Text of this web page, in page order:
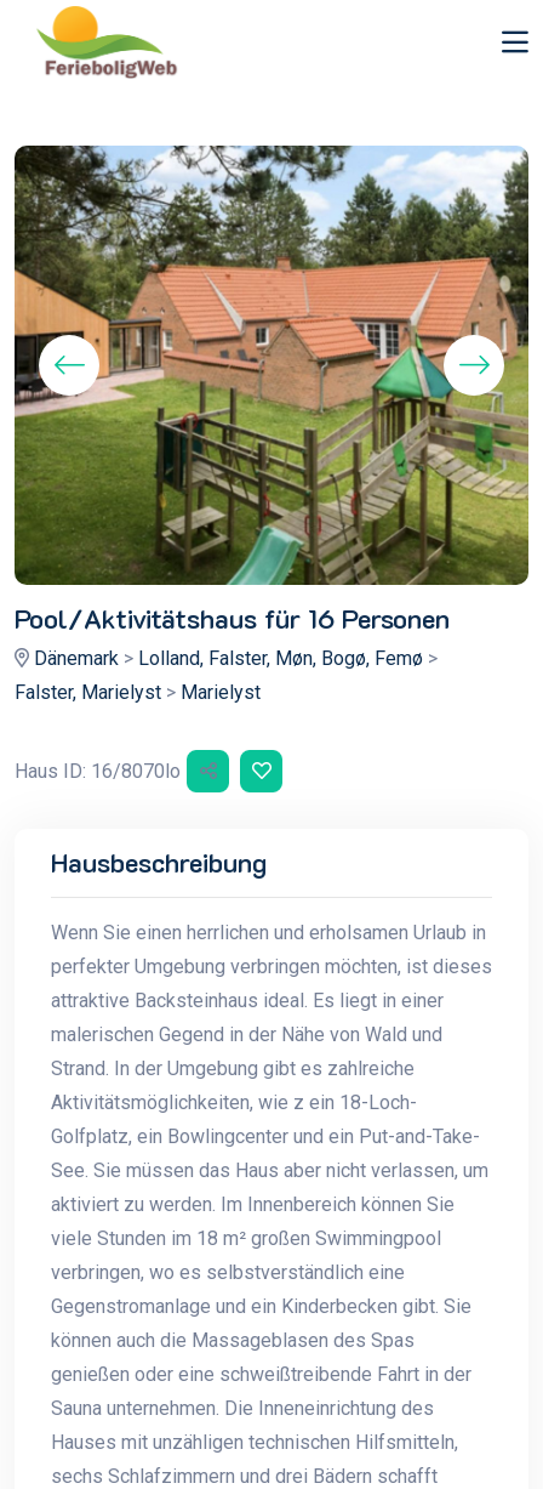
Pool/Aktivitätshaus für 16 Personen
Dänemark > Lolland, Falster, Møn, Bogø, Femø >
Falster, Marielyst > Marielyst
Haus ID: 16/8070lo
Hausbeschreibung
Wenn Sie einen herrlichen und erholsamen Urlaub in
perfekter Umgebung verbringen möchten, ist dieses
attraktive Backsteinhaus ideal. Es liegt in einer
malerischen Gegend in der Nähe von Wald und
Strand. In der Umgebung gibt es zahlreiche
Aktivitätsmöglichkeiten, wie z ein 18-Loch-
Golfplatz, ein Bowlingcenter und ein Put-and-Take-
See. Sie müssen das Haus aber nicht verlassen, um
aktiviert zu werden. Im Innenbereich können Sie
viele Stunden im 18 m² großen Swimmingpool
verbringen, wo es selbstverständlich eine
Gegenstromanlage und ein Kinderbecken gibt. Sie
können auch die Massageblasen des Spas
genießen oder eine schweißtreibende Fahrt in der
Sauna unternehmen. Die Inneneinrichtung des
Hauses mit unzähligen technischen Hilfsmitteln,
sechs Schlafzimmern und drei Bädern schafft